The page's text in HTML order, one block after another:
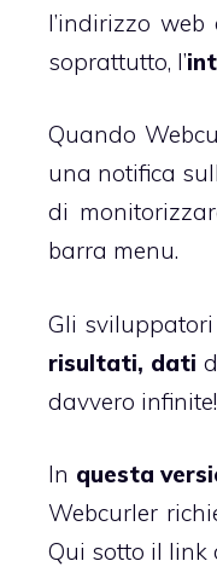
l’indirizzo
soprattutto, l’
Quando
una notifica
di
barra menu.
Gli
risultati, dati
davvero infinite!
In questa
Webcurler
Qui sotto il link